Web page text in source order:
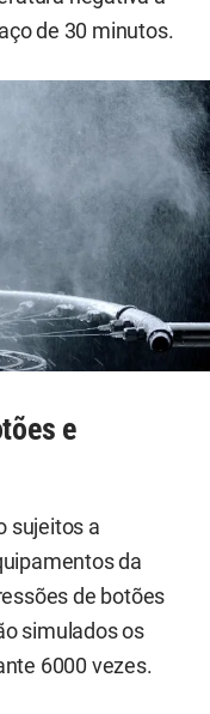
de 30 minutos.
e
sujeitos a
da
de botões
simulados os
6000 vezes.